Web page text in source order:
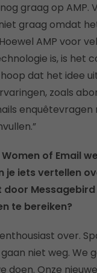
graag op AMP.
graag omdat
AMP voor
is, is het
dat het idee
zoals
enquêtevragen
of Email
je iets vertellen
door
te bereiken?
over.
niet weg. We
doen. Onze nieuwe